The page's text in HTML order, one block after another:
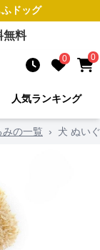
ドッグ
無料
0 0
人気ランキング
みの一覧 › 犬 ぬい